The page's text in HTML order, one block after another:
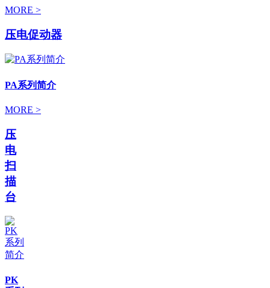
MORE >
压电促动器
PA系列简介
MORE >
压
电
扫
描
台
PK